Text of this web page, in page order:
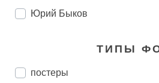
Юрий Быков
ТИПЫ
постеры